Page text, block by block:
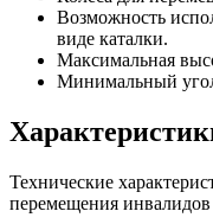
Возможность
виде каталки.
Максимальная
Минимальный
Технические
перемещения